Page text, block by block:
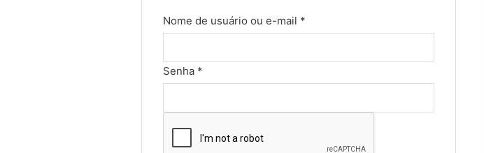
Nome de usuário ou e-mail *Obrigatório
Senha *Obrigatório